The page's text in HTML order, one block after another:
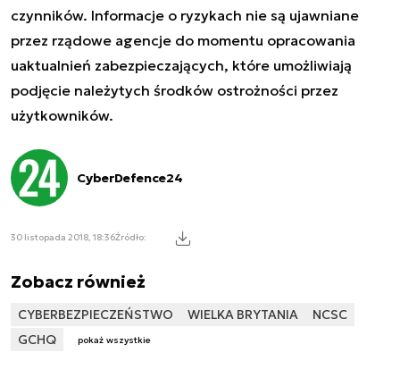
czynników. Informacje o ryzykach nie są ujawniane
przez rządowe agencje do momentu opracowania
uaktualnień zabezpieczających, które umożliwiają
podjęcie należytych środków ostrożności przez
użytkowników.
CyberDefence24
30 listopada 2018, 18:36Źródło:
Zobacz również
CYBERBEZPIECZEŃSTWO WIELKA BRYTANIA
NCSC
GCHQ
pokaż wszystkie